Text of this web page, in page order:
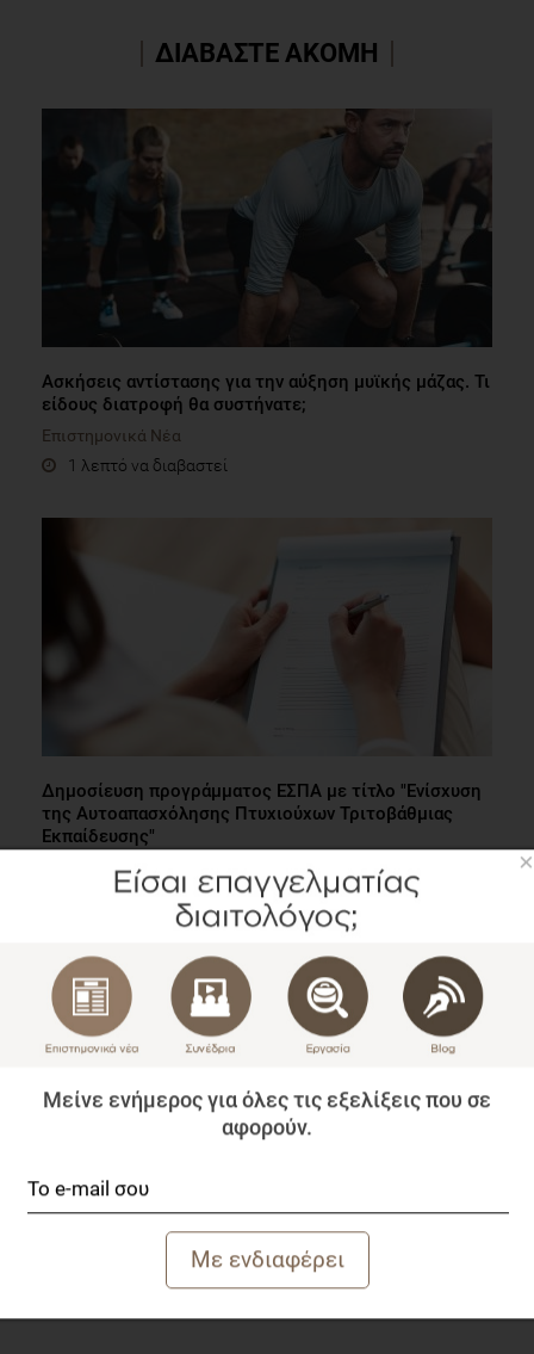
ΔΙΑΒΑΣΤΕ ΑΚΟΜΗ
Ασκήσεις αντίστασης για την αύξηση μυϊκής μάζας. Τι
είδους διατροφή θα συστήνατε;
Επιστημονικά Νέα
1 λεπτό να διαβαστεί
Δημοσίευση προγράμματος ΕΣΠΑ με τίτλο "Ενίσχυση
της Αυτοαπασχόλησης Πτυχιούχων Τριτοβάθμιας
Εκπαίδευσης"
1 λεπτό να διαβαστεί
Θερμίδων: Βελτιώνουν τον Ύπνο;
×
Μείνε ενήμερος για όλες τις εξελίξεις που σε
αφορούν.